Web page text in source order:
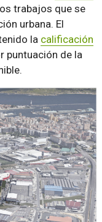
trabajos que se
urbana. El
la calificación
puntuación de la